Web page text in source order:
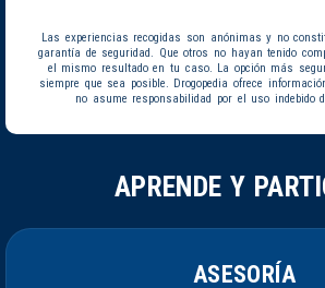
Las experiencias recogidas son anónimas y no
garantía de seguridad. Que otros no hayan tenido
el mismo resultado en tu caso. La opción más
siempre que sea posible. Drogopedia ofrece
no asume responsabilidad por el uso indebido
APRENDE Y
ASESORÍA